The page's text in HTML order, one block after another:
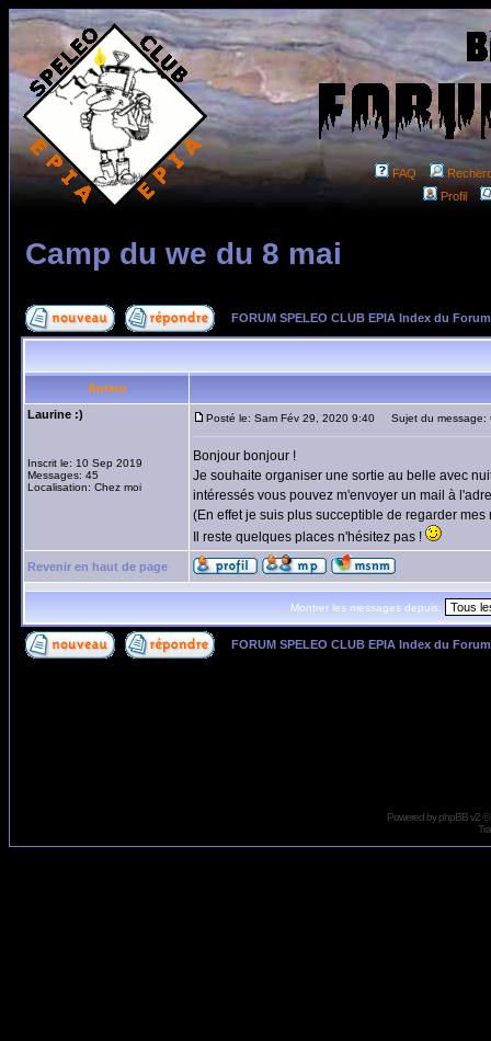
FAQ
Profil
Camp du we du 8 mai
FORUM SPELEO CLUB EPIA Index du Forum
Auteur
Laurine :)
Inscrit le: 10 Sep 2019
Messages: 45
Localisation: Chez moi
Posté le: Sam Fév 29, 2020 9:40 Sujet du message:
Bonjour bonjour !
Je souhaite organiser une sortie au belle avec
intéressés vous pouvez m'envoyer un mail à
(En effet je suis plus succeptible de regarder
Il reste quelques places n'hésitez pas !
Revenir en haut de page
Montrer les messages depuis:
FORUM SPELEO CLUB EPIA Index du Forum
Powered byphpBBv2 ©